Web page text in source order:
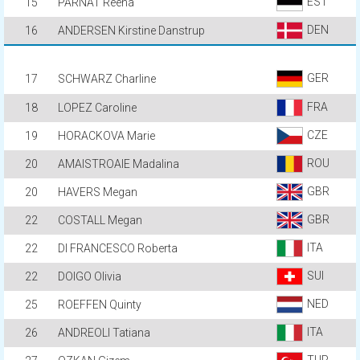
16 ANDERSEN Kirstine Danstrup DEN
17 SCHWARZ Charline GER
18 LOPEZ Caroline FRA
19 HORACKOVA Marie CZE
20 AMAISTROAIE Madalina ROU
20 HAVERS Megan GBR
22 COSTALL Megan GBR
22 DI FRANCESCO Roberta ITA
22 DOIGO Olivia SUI
25 ROEFFEN Quinty NED
26 ANDREOLI Tatiana ITA